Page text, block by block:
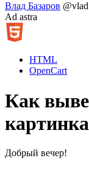
Влад Базаров
Ad astra
HTML
OpenCart
Как
Добрый вечер!